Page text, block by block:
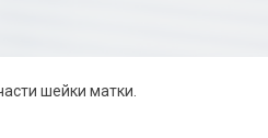
шейки матки.